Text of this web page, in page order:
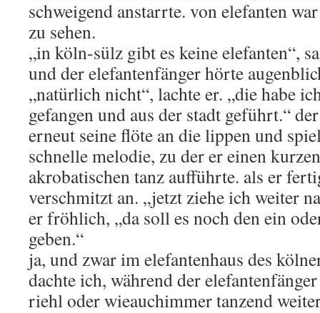
schweigend anstarrte. von elefanten
zu sehen.
„in köln-sülz gibt es keine elefanten“,
und der elefantenfänger hörte
„natürlich nicht“, lachte er. „die habe
gefangen und aus der stadt geführt.“
erneut seine flöte an die lippen und
schnelle melodie, zu der er einen
akrobatischen tanz aufführte. als er
verschmitzt an. „jetzt ziehe ich weiter
er fröhlich, „da soll es noch den ein
geben.“
ja, und zwar im elefantenhaus des
dachte ich, während der
riehl oder wieauchimmer tanzend